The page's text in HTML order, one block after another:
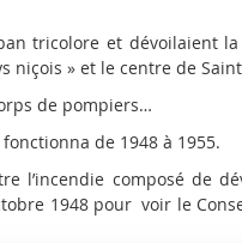
tricolore et dévoilaient
niçois » et le centre de
de pompiers…
de 1948 à 1955.
l’incendie composé de
1948 pour voir le